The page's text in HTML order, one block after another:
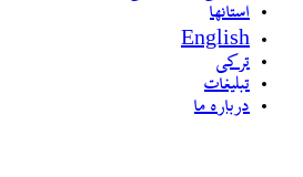
استانها
English
ترکی
تبلیغات
درباره ما